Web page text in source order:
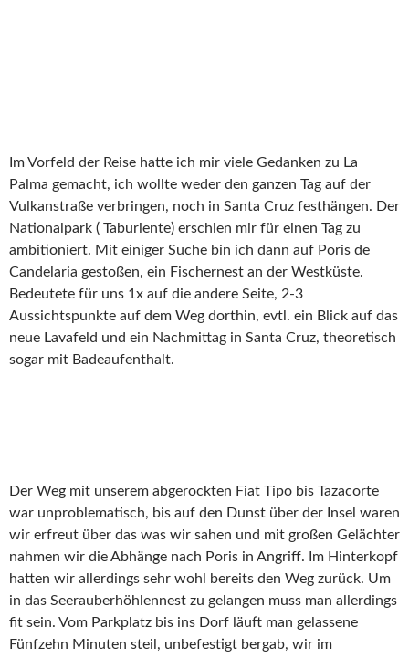
Im Vorfeld der Reise hatte ich mir viele Gedanken zu La
Palma gemacht, ich wollte weder den ganzen Tag auf der
Vulkanstraße verbringen, noch in Santa Cruz festhängen. Der
Nationalpark ( Taburiente) erschien mir für einen Tag zu
ambitioniert. Mit einiger Suche bin ich dann auf Poris de
Candelaria gestoßen, ein Fischernest an der Westküste.
Bedeutete für uns 1x auf die andere Seite, 2-3
Aussichtspunkte auf dem Weg dorthin, evtl. ein Blick auf das
neue Lavafeld und ein Nachmittag in Santa Cruz, theoretisch
sogar mit Badeaufenthalt.
Der Weg mit unserem abgerockten Fiat Tipo bis Tazacorte
war unproblematisch, bis auf den Dunst über der Insel waren
wir erfreut über das was wir sahen und mit großen Gelächter
nahmen wir die Abhänge nach Poris in Angriff. Im Hinterkopf
hatten wir allerdings sehr wohl bereits den Weg zurück. Um
in das Seerauberhöhlennest zu gelangen muss man allerdings
fit sein. Vom Parkplatz bis ins Dorf läuft man gelassene
Fünfzehn Minuten steil, unbefestigt bergab, wir im